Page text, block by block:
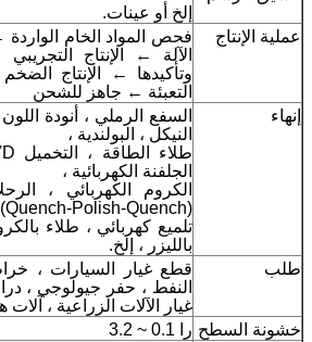
إلخ أو عينات.
عملية الإنتاج
فحص المواد الخام
الآلة ← الإنتاج
وتأكيدها ← الإنتاج
التعبئة ← جاهز للشحن
إنهاء
السفع الرملي ، أنودة
النيكل ، البولندية ،
الجلفنة الكهربائية ،
(Quench-Polish-Quench) ،
بالليزر ، إلخ.
طلب
قطع غيار السيارات ،
النفط ، حفر جيولوجي ،
غيار الآلات الزراعية ،
خشونة السطح را 0.1 ~ 3.2